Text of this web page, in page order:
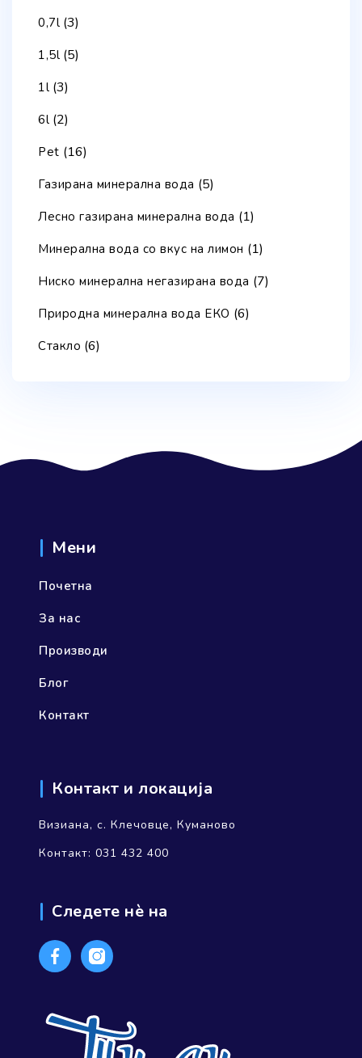
0,7l (3)
1,5l (5)
1l (3)
6l (2)
Pet (16)
Газирана минерална вода (5)
Лесно газирана минерална вода (1)
Минерална вода со вкус на лимон (1)
Ниско минерална негазирана вода (7)
Природна минерална вода ЕКО (6)
Стакло (6)
Мени
Почетна
За нас
Производи
Блог
Контакт
Контакт и локација
Визиана, с. Клечовце, Куманово
Контакт: 031 432 400
Следете нѐ на
FacebookInstagram